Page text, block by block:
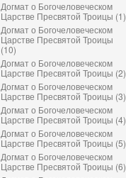
Догмат о Богочеловеческом
Царстве Пресвятой Троицы (1)
Догмат о Богочеловеческом
Царстве Пресвятой Троицы
(10)
Догмат о Богочеловеческом
Царстве Пресвятой Троицы (2)
Догмат о Богочеловеческом
Царстве Пресвятой Троицы (3)
Догмат о Богочеловеческом
Царстве Пресвятой Троицы (4)
Догмат о Богочеловеческом
Царстве Пресвятой Троицы (5)
Догмат о Богочеловеческом
Царстве Пресвятой Троицы (6)